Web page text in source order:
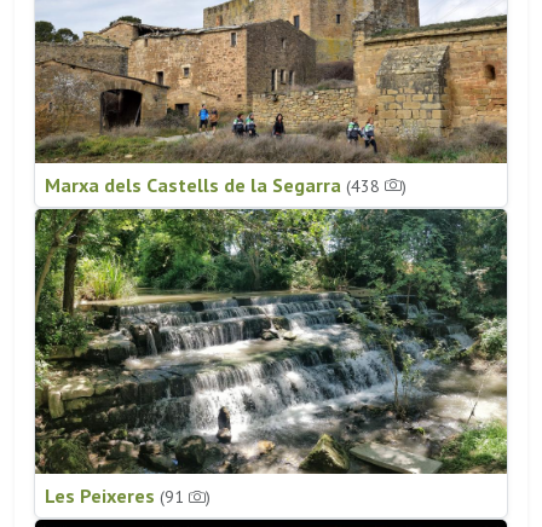
Marxa dels Castells de la Segarra (438 )
Les Peixeres (91 )